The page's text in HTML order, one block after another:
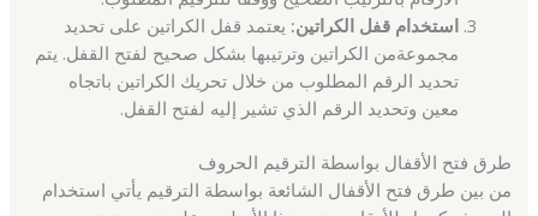
استخدام قفل الكراتين: يعتمد قفل الكراتين على تحديد
مجموعةمن الكراتين وترتيبها بشكل صحيح لفتح القفل. يتم
تحديد الرقم المطلوب من خلال تحريك الكراتين باتجاه
معين وتحديد الرقم الذي تشير إليه لفتح القفل.
طرق فتح الأقفال بواسطة الترقيم الحروف
من بين طرق فتح الأقفال الشائعة بواسطة الترقيم يأتي استخدام